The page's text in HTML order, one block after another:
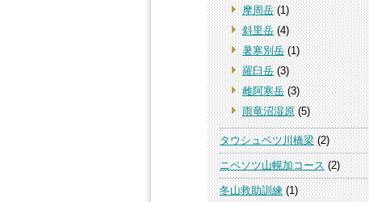
摩周岳(1)
斜里岳(4)
暑寒別岳(1)
羅臼岳(3)
雌阿寒岳(3)
雨竜沼湿原(5)
タウシュベツ川橋梁(2)
ニペソツ山幌加コース(2)
冬山救助訓練(1)